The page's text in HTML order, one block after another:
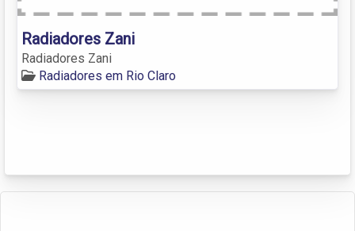
Radiadores Zani
Radiadores Zani
Radiadores em Rio Claro